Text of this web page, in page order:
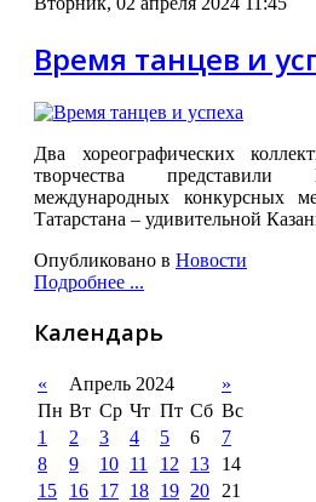
Время танцев и
Два хореографических
творчества представили
международных конкурсных
Татарстана – удивительной
Опубликовано в Новости
Подробнее ...
Календарь
« Апрель 2024
»
Пн Вт Ср Чт Пт Сб Вс
1
2 3 4 5 6
7
8
9 10 11 12 13
14
15
16 17 18 19 20
21